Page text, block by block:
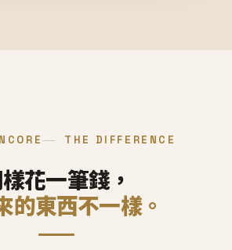
THE DIFFERENCE
花一筆錢，
的東西不一樣。